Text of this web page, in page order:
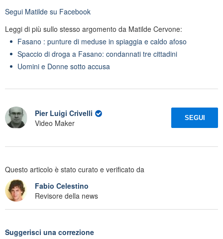
Segui Matilde su Facebook
Leggi di più sullo stesso argomento da Matilde Cervone:
Fasano : punture di meduse in spiaggia e caldo afoso
Spaccio di droga a Fasano: condannati tre cittadini
Uomini e Donne sotto accusa
Pier Luigi Crivelli
Video Maker
SEGUI
Questo articolo è stato curato e verificato da
Fabio Celestino
Revisore della news
Suggerisci una correzione